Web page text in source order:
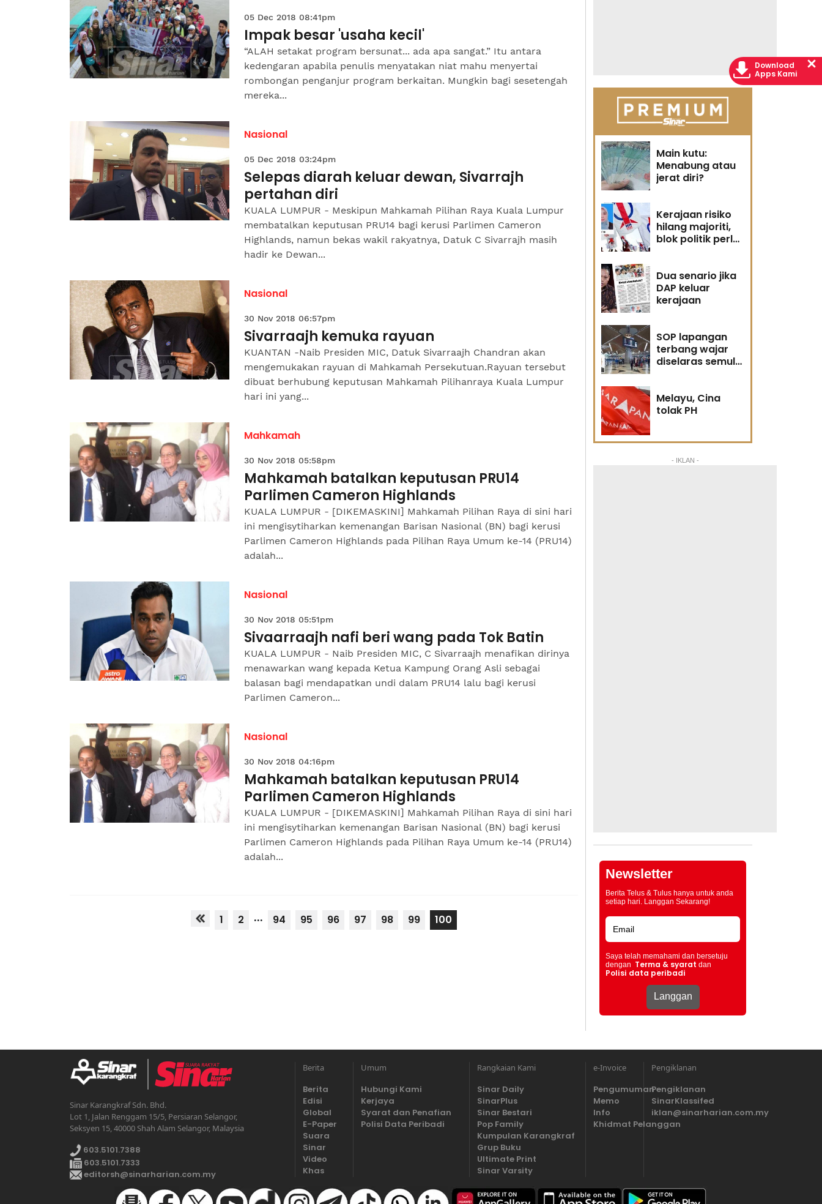
05 Dec 2018 08:41pm
Impak besar 'usaha kecil'
“ALAH setakat program bersunat... ada apa sangat.” Itu antara
kedengaran apabila penulis menyatakan niat mahu menyertai
rombongan penganjur program berkaitan. Mungkin bagi sesetengah
mereka...
Nasional
05 Dec 2018 03:24pm
Selepas diarah keluar dewan, Sivarrajh
pertahan diri
KUALA LUMPUR - Meskipun Mahkamah Pilihan Raya Kuala Lumpur
membatalkan keputusan PRU14 bagi kerusi Parlimen Cameron
Highlands, namun bekas wakil rakyatnya, Datuk C Sivarrajh masih
hadir ke Dewan...
Nasional
30 Nov 2018 06:57pm
Sivarraajh kemuka rayuan
KUANTAN -Naib Presiden MIC, Datuk Sivarraajh Chandran akan
mengemukakan rayuan di Mahkamah Persekutuan.Rayuan tersebut
dibuat berhubung keputusan Mahkamah Pilihanraya Kuala Lumpur
hari ini yang...
Mahkamah
30 Nov 2018 05:58pm
Mahkamah batalkan keputusan PRU14
Parlimen Cameron Highlands
KUALA LUMPUR - [DIKEMASKINI] Mahkamah Pilihan Raya di sini hari
ini mengisytiharkan kemenangan Barisan Nasional (BN) bagi kerusi
Parlimen Cameron Highlands pada Pilihan Raya Umum ke-14 (PRU14)
adalah...
Nasional
30 Nov 2018 05:51pm
Sivaarraajh nafi beri wang pada Tok Batin
KUALA LUMPUR - Naib Presiden MIC, C Sivarraajh menafikan dirinya
menawarkan wang kepada Ketua Kampung Orang Asli sebagai
balasan bagi mendapatkan undi dalam PRU14 lalu bagi kerusi
Parlimen Cameron...
Nasional
30 Nov 2018 04:16pm
Mahkamah batalkan keputusan PRU14
Parlimen Cameron Highlands
KUALA LUMPUR - [DIKEMASKINI] Mahkamah Pilihan Raya di sini hari
ini mengisytiharkan kemenangan Barisan Nasional (BN) bagi kerusi
Parlimen Cameron Highlands pada Pilihan Raya Umum ke-14 (PRU14)
adalah...
1 2 ... 94 95 96 97 98 99 100
Main kutu:
Menabung atau
jerat diri?
Kerajaan risiko
hilang majoriti,
blok politik perlu
Dua senario jika
DAP keluar
kerajaan
SOP lapangan
terbang wajar
diselaras semula
Melayu, Cina
tolak PH
- IKLAN -
Newsletter
Berita Telus & Tulus hanya untuk anda
setiap hari. Langgan Sekarang!
Saya telah memahami dan bersetuju
dengan Terma & syarat dan
Polisi data peribadi
Sinar Karangkraf Sdn. Bhd.
Lot 1, Jalan Renggam 15/5, Persiaran Selangor,
Seksyen 15, 40000 Shah Alam Selangor, Malaysia
603.5101.7388
603.5101.7333
editorsh@sinarharian.com.my
Berita
Berita
Edisi
Global
E-Paper
Suara
Sinar
Video
Khas
Umum
Hubungi Kami
Kerjaya
Syarat dan Penafian
Polisi Data Peribadi
Rangkaian Kami
Sinar Daily
SinarPlus
Sinar Bestari
Pop Family
Kumpulan Karangkraf
Grup Buku
Ultimate Print
Sinar Varsity
e-Invoice
Pengumuman
Memo
Info
Khidmat Pelanggan
Pengiklanan
Pengiklanan
SinarKlassifed
iklan@sinarharian.com.my
Download
Apps Kami